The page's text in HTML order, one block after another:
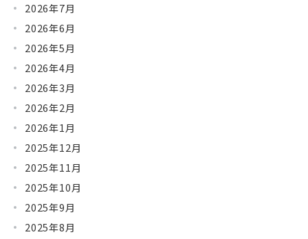
2026年7月
2026年6月
2026年5月
2026年4月
2026年3月
2026年2月
2026年1月
2025年12月
2025年11月
2025年10月
2025年9月
2025年8月